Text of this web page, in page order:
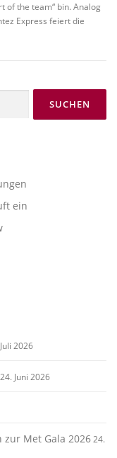
of the team“ bin. Analog
Express feiert die
ein
2026
24. Juni 2026
zur Met Gala 202624.